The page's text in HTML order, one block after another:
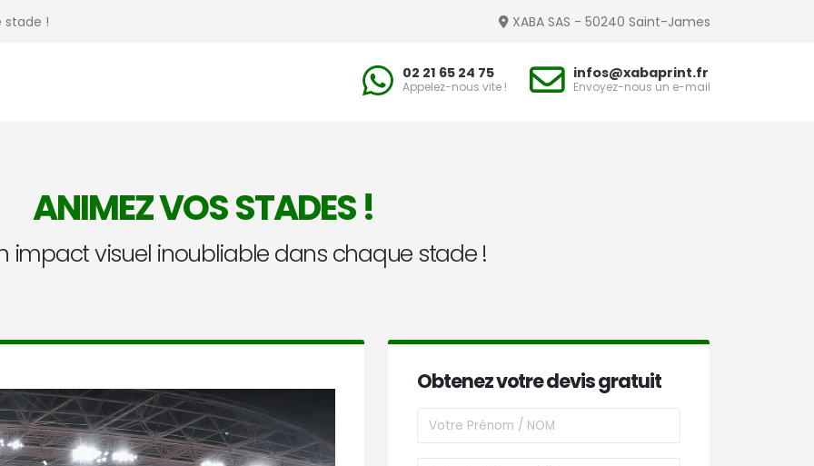
stade ! XABA SAS - 50240 Saint-James
02 21 65 24 75
Appelez-nous vite !
infos@xabaprint.fr
Envoyez-nous un e-mail
ANIMEZ VOS STADES !
impact visuel inoubliable dans chaque stade !
Obtenez votre devis gratuit